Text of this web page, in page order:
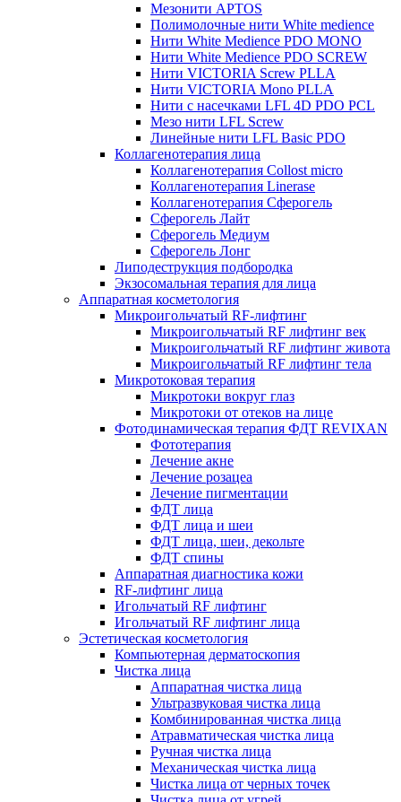
Мезонити APTOS
Полимолочные нити White medience
Нити White Medience PDO MONO
Нити White Medience PDO SCREW
Нити VICTORIA Screw PLLA
Нити VICTORIA Mono PLLA
Нити с насечками LFL 4D PDO PCL
Мезо нити LFL Screw
Линейные нити LFL Basic PDO
Коллагенотерапия лица
Коллагенотерапия Collost micro
Коллагенотерапия Linerase
Коллагенотерапия Сферогель
Сферогель Лайт
Сферогель Медиум
Сферогель Лонг
Липодеструкция подбородка
Экзосомальная терапия для лица
Аппаратная косметология
Микроигольчатый RF-лифтинг
Микроигольчатый RF лифтинг век
Микроигольчатый RF лифтинг живота
Микроигольчатый RF лифтинг тела
Микротоковая терапия
Микротоки вокруг глаз
Микротоки от отеков на лице
Фотодинамическая терапия ФДТ REVIXAN
Фототерапия
Лечение акне
Лечение розацеа
Лечение пигментации
ФДТ лица
ФДТ лица и шеи
ФДТ лица, шеи, декольте
ФДТ спины
Аппаратная диагностика кожи
RF-лифтинг лица
Игольчатый RF лифтинг
Игольчатый RF лифтинг лица
Эстетическая косметология
Компьютерная дерматоскопия
Чистка лица
Аппаратная чистка лица
Ультразвуковая чистка лица
Комбинированная чистка лица
Атравматическая чистка лица
Ручная чистка лица
Механическая чистка лица
Чистка лица от черных точек